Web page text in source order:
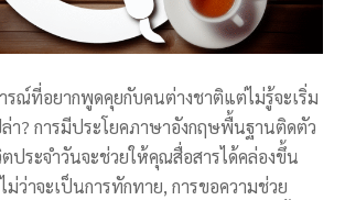
รณ์ที่อยากพูดคุยกับคนต่างชาติแต่ไม่รู้จะเริ่ม
า? การมีประโยคภาษาอังกฤษพื้นฐานติดตัว
ตประจำวันจะช่วยให้คุณสื่อสารได้คล่องขึ้น
ว่าจะเป็นการทักทาย, การขอความช่วย